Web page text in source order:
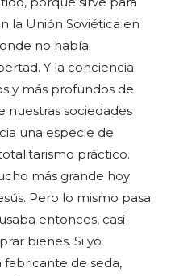
la Unión Soviética en
no había
Y la conciencia
y más profundos de
nuestras sociedades
una especie de
práctico.
más grande hoy
Pero lo mismo pasa
entonces, casi
bienes. Si yo
fabricante de seda,